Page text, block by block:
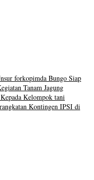
forkopimda Bungo Siap
Tanam Jagung
Kelompok tani
Kontingen IPSI di